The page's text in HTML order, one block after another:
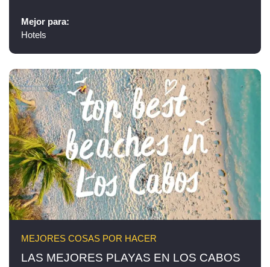
Mejor para:
Hotels
MEJORES COSAS POR HACER
LAS MEJORES PLAYAS EN LOS CABOS